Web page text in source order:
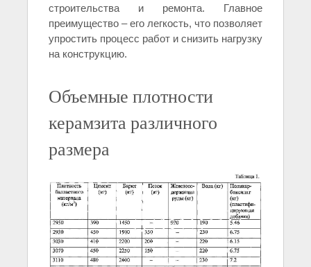
строительства и ремонта. Главное
преимущество – его легкость, что позволяет
упростить процесс работ и снизить нагрузку
на конструкцию.
Объемные плотности
керамзита различного
размера